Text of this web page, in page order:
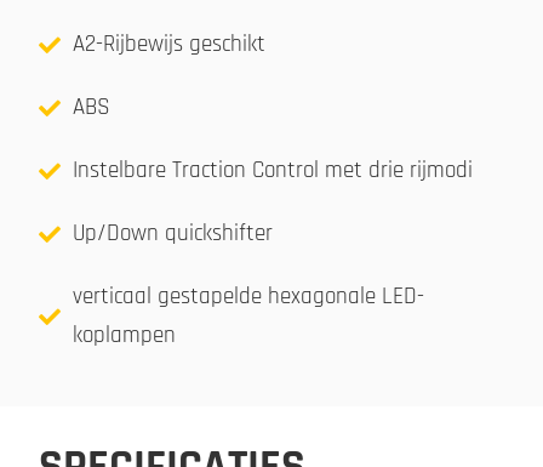
A2-Rijbewijs geschikt
ABS
Instelbare Traction Control met drie rijmodi
Up/Down quickshifter
verticaal gestapelde hexagonale LED-
koplampen